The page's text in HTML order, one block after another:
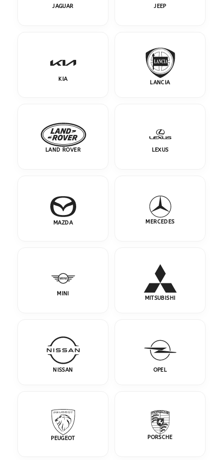
JAGUAR JEEP
KIA
LANCIA
LAND ROVER LEXUS
MAZDA MERCEDES
MINI
MITSUBISHI
NISSAN OPEL
PEUGEOT PORSCHE